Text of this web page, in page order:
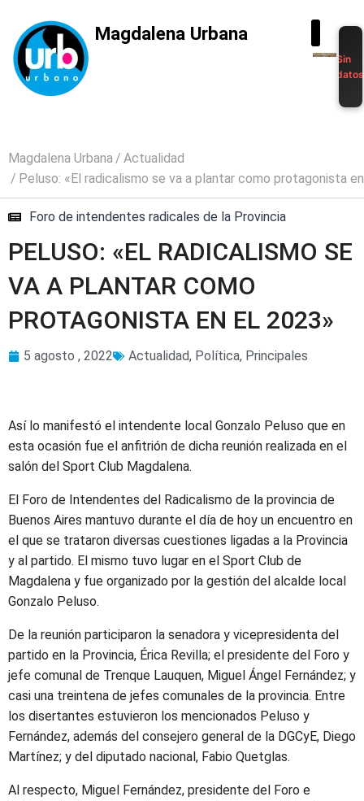
Magdalena Urbana
Sin
datos
Magdalena Urbana
Actualidad
Peluso: «El radicalismo se va a plantar como protagonista
Foro de intendentes radicales de la Provincia
PELUSO: «EL RADICALISMO SE
VA A PLANTAR COMO
PROTAGONISTA EN EL 2023»
5 agosto , 2022 Actualidad, Política, Principales
Así lo manifestó el intendente local Gonzalo Peluso que en
esta ocasión fue el anfitrión de dicha reunión realizada en el
salón del Sport Club Magdalena.
El Foro de Intendentes del Radicalismo de la provincia de
Buenos Aires mantuvo durante el día de hoy un encuentro en
el que se trataron diversas cuestiones ligadas a la Provincia
y al partido. El mismo tuvo lugar en el Sport Club de
Magdalena y fue organizado por la gestión del alcalde local
Gonzalo Peluso.
De la reunión participaron la senadora y vicepresidenta del
partido en la Provincia, Érica Revilla; el presidente del Foro y
jefe comunal de Trenque Lauquen, Miguel Ángel Fernández; y
casi una treintena de jefes comunales de la provincia. Entre
los disertantes estuvieron los mencionados Peluso y
Fernández, además del consejero general de la DGCyE, Diego
Martínez; y del diputado nacional, Fabio Quetglas.
Al respecto, Miguel Fernández, presidente del Foro e